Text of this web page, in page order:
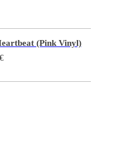
(Pink Vinyl)
€